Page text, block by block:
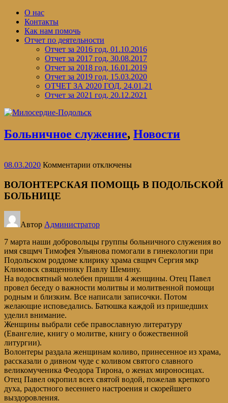
Перейти
содержимому
О нас
Контакты
Как нам помочь
Отчет по деятельности
Отчет за 2016 год, 01.10.2016
Отчет за 2017 год, 30.08.2017
Отчет за 2018 год, 16.01.2019
Отчет за 2019 год, 15.03.2020
ОТЧЕТ ЗА 2020 ГОД, 24.01.21
Отчет за 2021 год, 20.12.2021
Больничное служение, Новости
08.03.2020 Комментарии к
ВОЛОНТЕРСКАЯ
отключены
ВОЛОНТЕРСКАЯ ПОМОЩЬ В ПОДОЛЬСКОЙ
БОЛЬНИЦЕ
Автор Администратор
7 марта наши добровольцы группы больничного служения во
имя свщмч Тимофея Ульянова помогали в гинекологии при
Подольском роддоме клирику храма свщмч Сергия мкр
Климовск священнику Павлу Шемину.
На водосвятный молебен пришли 4 женщины. Отец Павел
провел беседу о важности молитвы и молитвенной помощи
родным и близким. Все написали записочки. Потом
желающие исповедались. Батюшка каждой из пришедших
уделил внимание.
Женщины выбрали себе православную литературу
(Евангелие, книгу о молитве, книгу о божественной
литургии).
Волонтеры раздала женщинам коливо, принесенное из храма,
рассказали о дивном чуде с коливом святого славного
великомученика Феодора Тирона, о женах мироносицах.
Отец Павел окропил всех святой водой, пожелав крепкого
духа, радостного весеннего настроения и скорейшего
выздоровления.